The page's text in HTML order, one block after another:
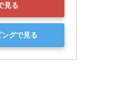
見る
グで見る